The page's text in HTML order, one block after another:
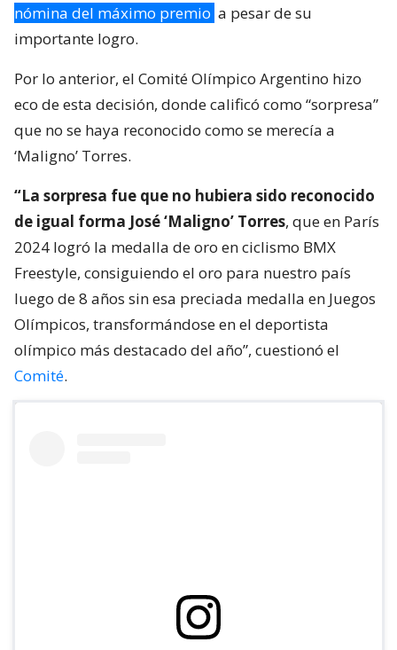
nómina del máximo premio a pesar de su
importante logro.
Por lo anterior, el Comité Olímpico Argentino hizo
eco de esta decisión, donde calificó como “sorpresa”
que no se haya reconocido como se merecía a
‘Maligno’ Torres.
“La sorpresa fue que no hubiera sido reconocido
de igual forma José ‘Maligno’ Torres, que en París
2024 logró la medalla de oro en ciclismo BMX
Freestyle, consiguiendo el oro para nuestro país
luego de 8 años sin esa preciada medalla en Juegos
Olímpicos, transformándose en el deportista
olímpico más destacado del año”, cuestionó el
Comité.